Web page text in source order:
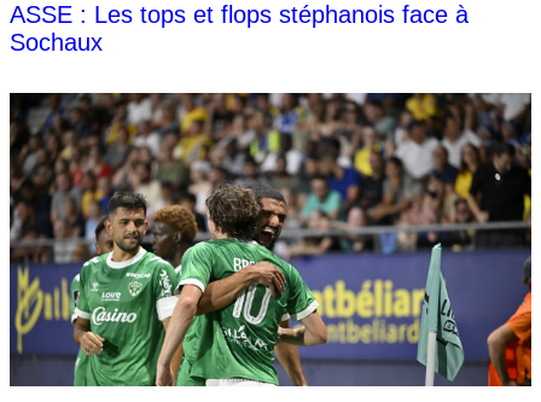
ASSE : Les tops et flops stéphanois face à
Sochaux